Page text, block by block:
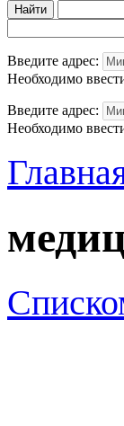
Введите адрес:
Необходимо
Введите адрес:
Необходимо